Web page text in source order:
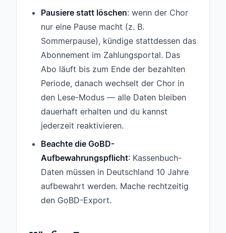
Pausiere statt löschen: wenn der Chor
nur eine Pause macht (z. B.
Sommerpause), kündige stattdessen das
Abonnement im Zahlungsportal. Das
Abo läuft bis zum Ende der bezahlten
Periode, danach wechselt der Chor in
den Lese-Modus — alle Daten bleiben
dauerhaft erhalten und du kannst
jederzeit reaktivieren.
Beachte die GoBD-
Aufbewahrungspflicht: Kassenbuch-
Daten müssen in Deutschland 10 Jahre
aufbewahrt werden. Mache rechtzeitig
den GoBD-Export.